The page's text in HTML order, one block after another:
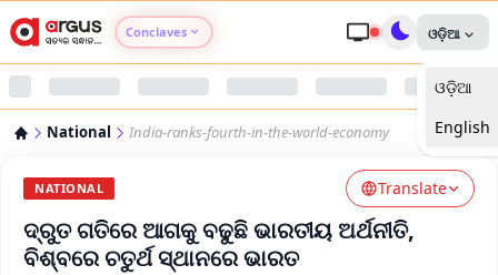
Conclaves
Argus Nari Shakti
Argus Health Connect
ଓଡ଼ିଆ
ଓଡ଼ିଆ
English
National India-ranks-fourth-in-the-world-economy
NATIONAL Translate
ଦ୍ରୁତ ଗତିରେ ଆଗକୁ ବଢୁଛି ଭାରତୀୟ ଅର୍ଥନୀତି,
ବିଶ୍ବରେ ଚତୁର୍ଥ ସ୍ଥାନରେ ଭାରତ